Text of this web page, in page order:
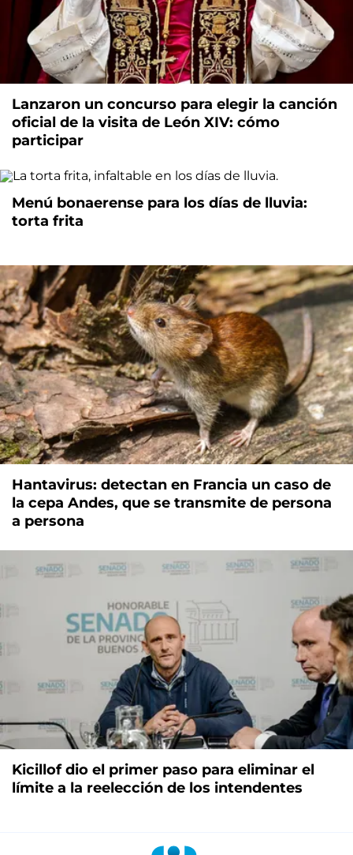
Lanzaron un concurso para elegir la canción
oficial de la visita de León XIV: cómo
participar
Menú bonaerense para los días de lluvia:
torta frita
Hantavirus: detectan en Francia un caso de
la cepa Andes, que se transmite de persona
a persona
Kicillof dio el primer paso para eliminar el
límite a la reelección de los intendentes